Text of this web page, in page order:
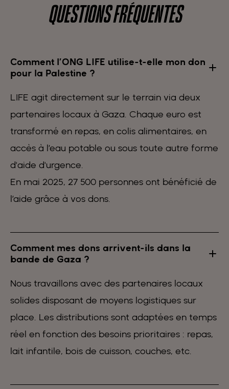
QUESTIONS FRÉQUENTES
Comment l’ONG LIFE utilise-t-elle mon don
pour la Palestine ?
LIFE agit directement sur le terrain via deux
partenaires locaux à Gaza. Chaque euro est
transformé en repas, en colis alimentaires, en
accès à l’eau potable ou sous toute autre forme
d'aide d'urgence.
En mai 2025, 27 500 personnes ont bénéficié de
l’aide grâce à vos dons.
Comment mes dons arrivent-ils dans la
bande de Gaza ?
Nous travaillons avec des partenaires locaux
solides disposant de moyens logistiques sur
place. Les distributions sont adaptées en temps
réel en fonction des besoins prioritaires : repas,
lait infantile, bois de cuisson, couches, etc.